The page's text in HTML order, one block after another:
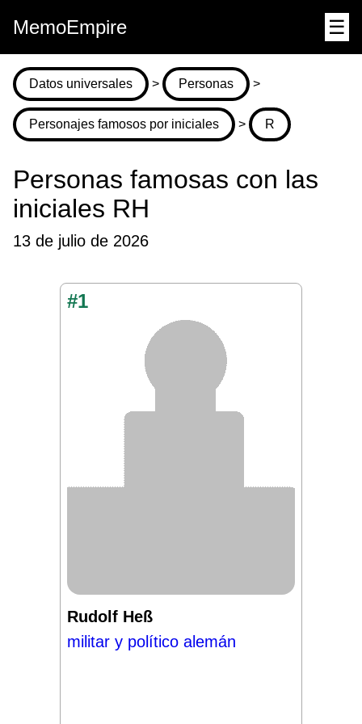
MemoEmpire ☰
Datos universales > Personas >
Personajes famosos por iniciales > R
Personas famosas con las
iniciales RH
13 de julio de 2026
#1
Rudolf Heß
militar y político alemán